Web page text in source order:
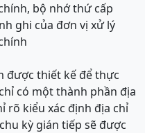
bộ nhớ thứ cấp
ghi của đơn vị xử lý
được thiết kế để thực
có một thành phần địa
rõ kiểu xác định địa chỉ
kỳ gián tiếp sẽ được